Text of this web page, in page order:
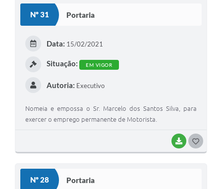
Nº 31 Portaria
BAIXAR
Data: 15/02/2021
Situação: EM VIGOR
Autoria: Executivo
Nomeia e empossa o Sr. Marcelo dos Santos Silva, para
exercer o emprego permanente de Motorista.
Nº 28 Portaria